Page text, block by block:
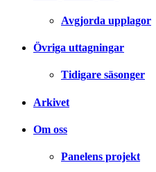
Avgjorda upplagor
Övriga uttagningar
Tidigare säsonger
Arkivet
Om oss
Panelens projekt